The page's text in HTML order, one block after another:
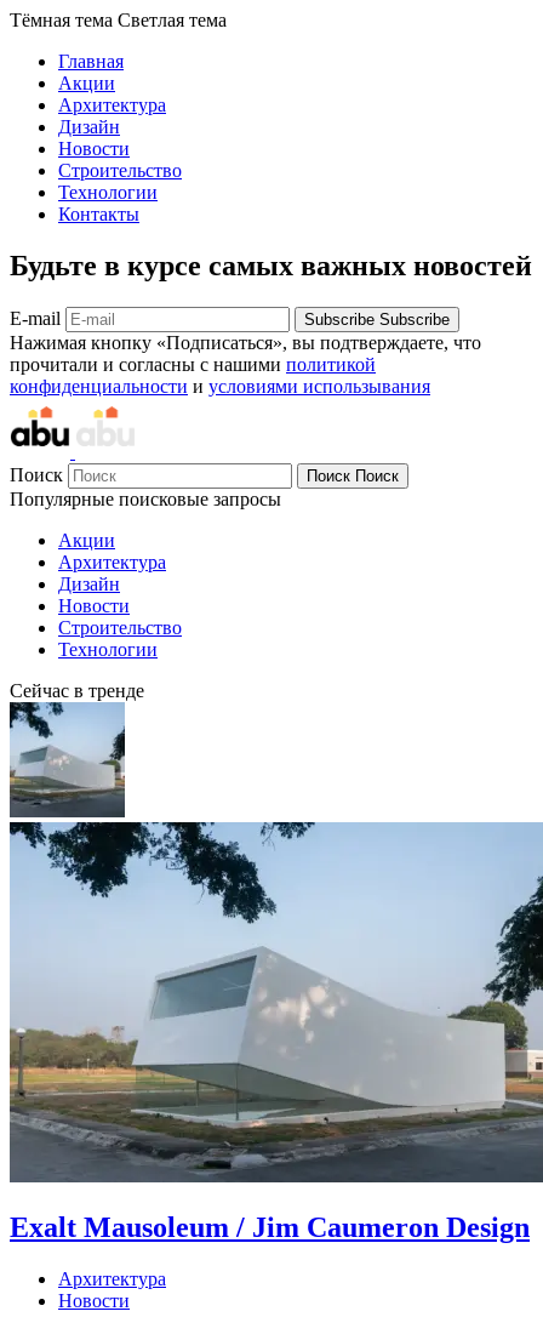
Тёмная тема Светлая тема
Главная
Акции
Архитектура
Дизайн
Новости
Строительство
Технологии
Контакты
Будьте в курсе самых важных новостей
E-mail Subscribe Subscribe
Нажимая кнопку «Подписаться», вы подтверждаете, что
прочитали и согласны с нашими политикой
конфиденциальности и условиями использывания
Поиск Поиск Поиск
Популярные поисковые запросы
Акции
Архитектура
Дизайн
Новости
Строительство
Технологии
Сейчас в тренде
Exalt Mausoleum / Jim Caumeron Design
Архитектура
Новости